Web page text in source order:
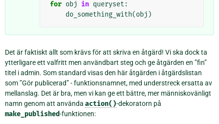
for obj in queryset :
do_something_with(obj )
Det är faktiskt allt som krävs för att skriva en åtgärd! Vi ska dock ta
ytterligare ett valfritt men användbart steg och ge åtgärden en ”fin”
titel i admin. Som standard visas den här åtgärden i åtgärdslistan
som ”Gör publicerad” - funktionsnamnet, med understreck ersatta av
mellanslag. Det är bra, men vi kan ge ett bättre, mer människovänligt
namn genom att använda action()-dekoratorn på
make_published-funktionen: